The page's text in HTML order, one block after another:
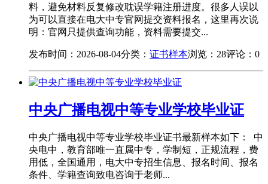
料，避免材料反复修改耽误学籍注册进度。很多人误以
为可以直接在电大中专官网提交资料报名，这里再次说
明：官网只提供查询功能，资料需要提交...
发布时间：2026-08-04分类： 证书样本浏览：28评论：0
中央广播电视中等专业学校毕业证
中央广播电视中等专业学校毕业证书最新样本如下： 中
央电中，教育部唯一直属中专，学制短，正规流程，费
用低，全国通用，电大中专招生信息、报名时间、报名
条件、学籍查询致电咨询于老师...